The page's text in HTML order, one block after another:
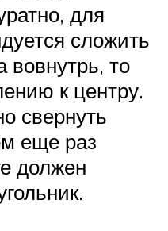
для
сложить
вовнутрь, то
к центру.
свернуть
еще раз
должен